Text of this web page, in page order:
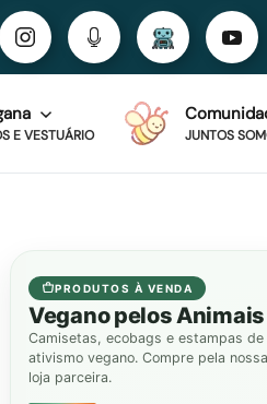
E VESTUÁRIO JUNTOS
PRODUTOS À VENDA
Vegano pelos Animais
Camisetas, ecobags e estampas de
ativismo vegano. Compre pela nossa
loja parceira.